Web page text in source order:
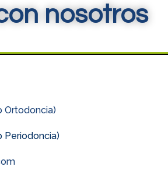
nosotros
Ortodoncia)
Periodoncia)